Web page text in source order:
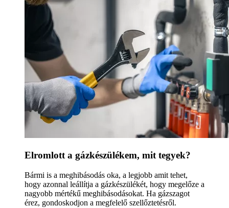
Elromlott a gázkészülékem, mit tegyek?
Bármi is a meghibásodás oka, a legjobb amit tehet,
hogy azonnal leállítja a gázkészülékét, hogy megelőze a
nagyobb mértékű meghibásodásokat. Ha gázszagot
érez, gondoskodjon a megfelelő szellőztetésről.